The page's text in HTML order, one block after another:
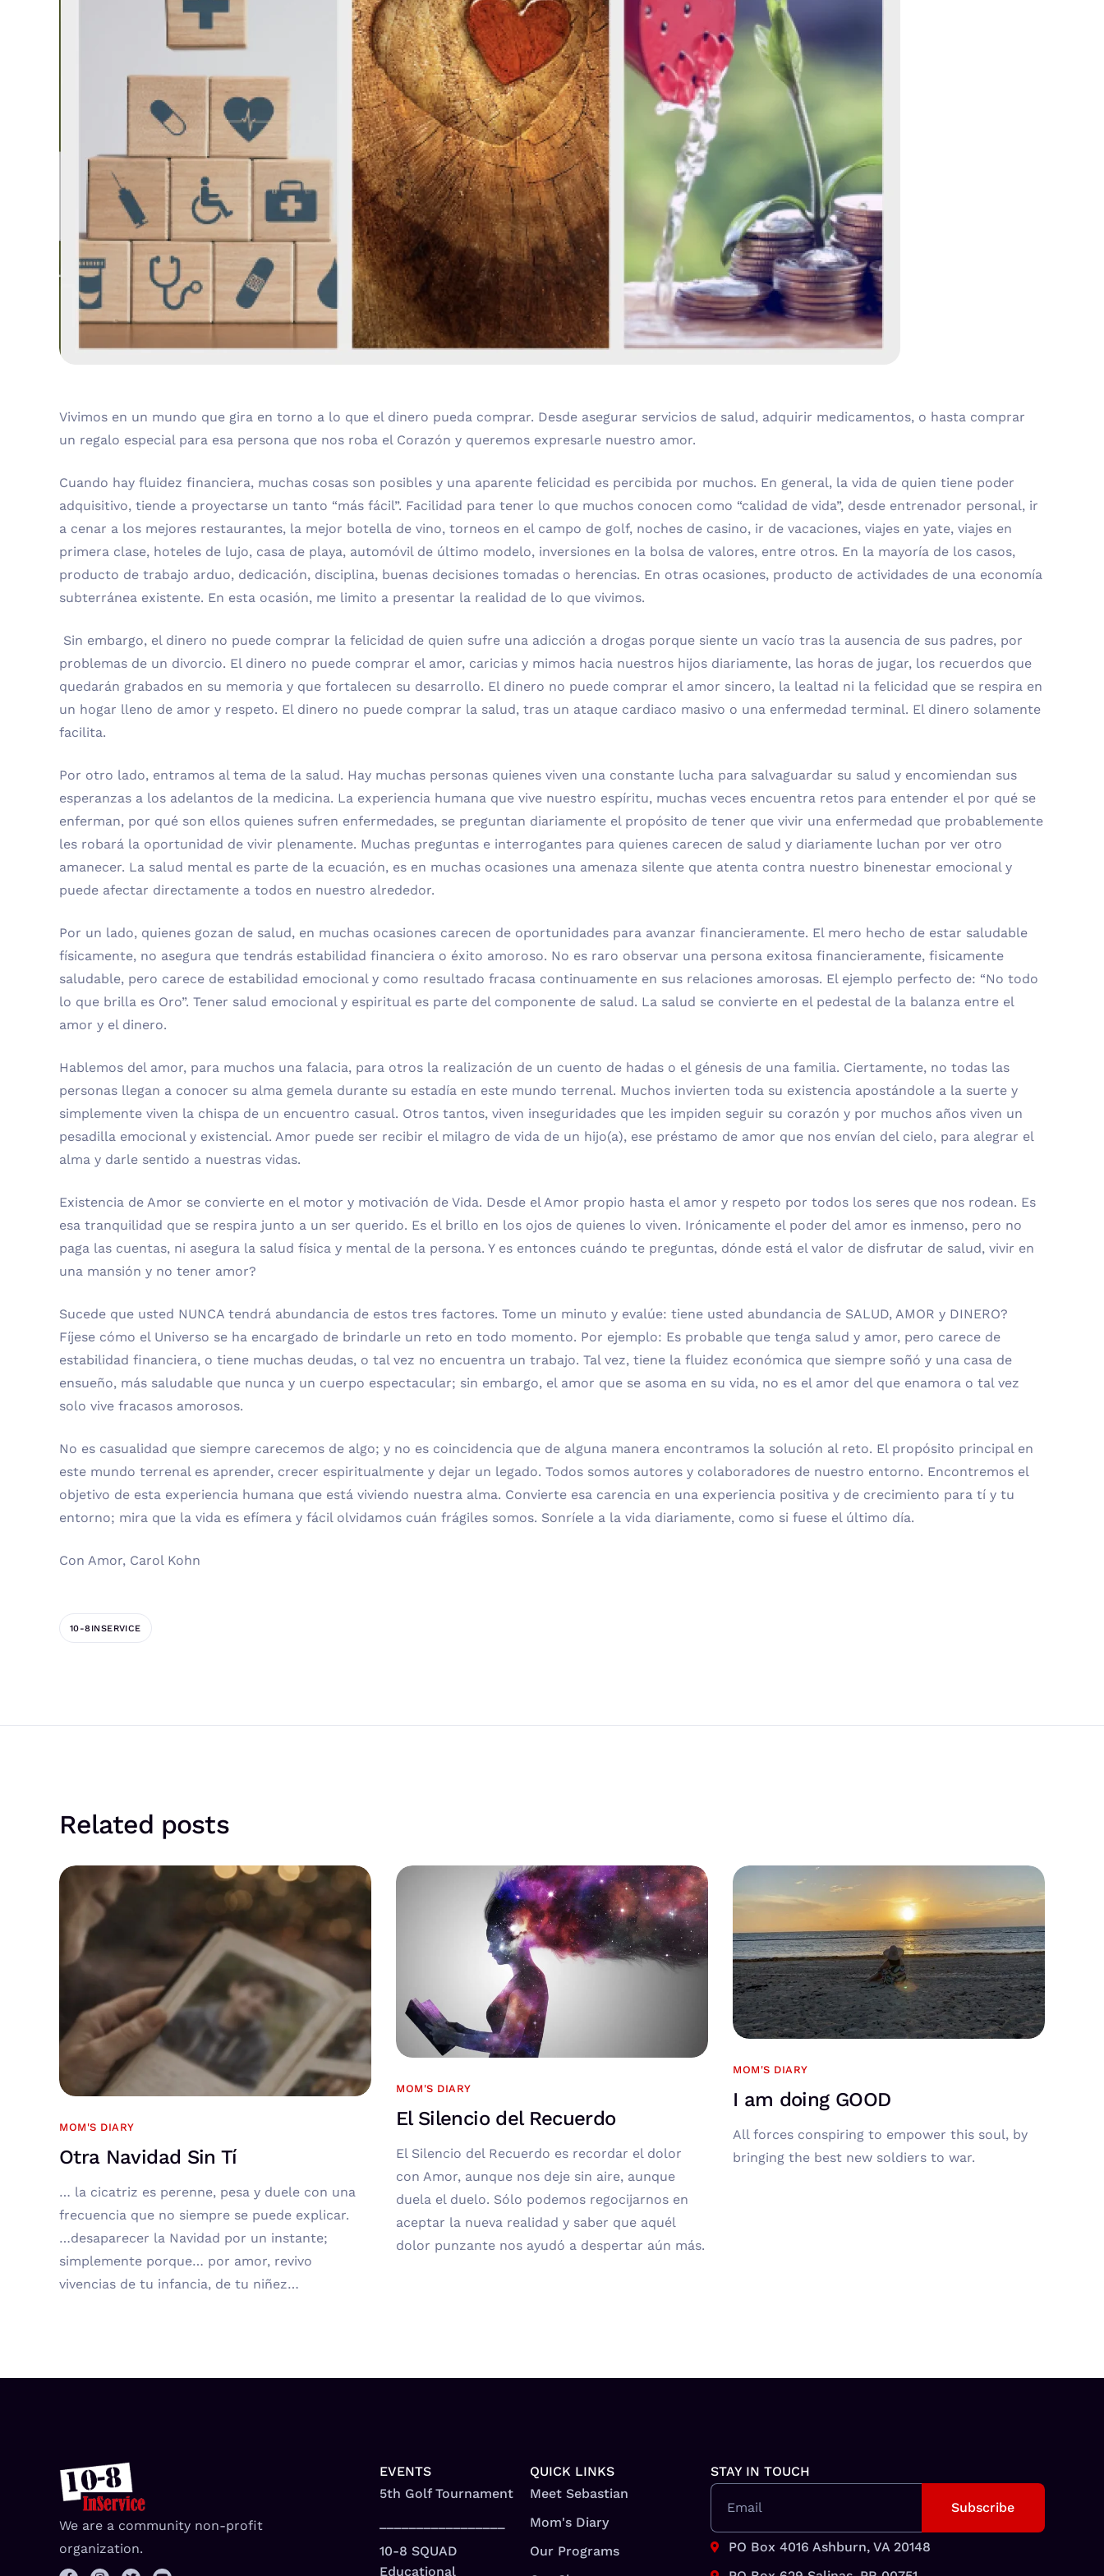
Vivimos en un mundo que gira en torno a lo que el dinero pueda comprar. Desde asegurar servicios de salud, adquirir medicamentos, o hasta comprar
un regalo especial para esa persona que nos roba el Corazón y queremos expresarle nuestro amor.
Cuando hay fluidez financiera, muchas cosas son posibles y una aparente felicidad es percibida por muchos. En general, la vida de quien tiene poder
adquisitivo, tiende a proyectarse un tanto “más fácil”. Facilidad para tener lo que muchos conocen como “calidad de vida”, desde entrenador personal, ir
a cenar a los mejores restaurantes, la mejor botella de vino, torneos en el campo de golf, noches de casino, ir de vacaciones, viajes en yate, viajes en
primera clase, hoteles de lujo, casa de playa, automóvil de último modelo, inversiones en la bolsa de valores, entre otros. En la mayoría de los casos,
producto de trabajo arduo, dedicación, disciplina, buenas decisiones tomadas o herencias. En otras ocasiones, producto de actividades de una economía
subterránea existente. En esta ocasión, me limito a presentar la realidad de lo que vivimos.
Sin embargo, el dinero no puede comprar la felicidad de quien sufre una adicción a drogas porque siente un vacío tras la ausencia de sus padres, por
problemas de un divorcio. El dinero no puede comprar el amor, caricias y mimos hacia nuestros hijos diariamente, las horas de jugar, los recuerdos que
quedarán grabados en su memoria y que fortalecen su desarrollo. El dinero no puede comprar el amor sincero, la lealtad ni la felicidad que se respira en
un hogar lleno de amor y respeto. El dinero no puede comprar la salud, tras un ataque cardiaco masivo o una enfermedad terminal. El dinero solamente
facilita.
Por otro lado, entramos al tema de la salud. Hay muchas personas quienes viven una constante lucha para salvaguardar su salud y encomiendan sus
esperanzas a los adelantos de la medicina. La experiencia humana que vive nuestro espíritu, muchas veces encuentra retos para entender el por qué se
enferman, por qué son ellos quienes sufren enfermedades, se preguntan diariamente el propósito de tener que vivir una enfermedad que probablemente
les robará la oportunidad de vivir plenamente. Muchas preguntas e interrogantes para quienes carecen de salud y diariamente luchan por ver otro
amanecer. La salud mental es parte de la ecuación, es en muchas ocasiones una amenaza silente que atenta contra nuestro binenestar emocional y
puede afectar directamente a todos en nuestro alrededor.
Por un lado, quienes gozan de salud, en muchas ocasiones carecen de oportunidades para avanzar financieramente. El mero hecho de estar saludable
físicamente, no asegura que tendrás estabilidad financiera o éxito amoroso. No es raro observar una persona exitosa financieramente, fisicamente
saludable, pero carece de estabilidad emocional y como resultado fracasa continuamente en sus relaciones amorosas. El ejemplo perfecto de: “No todo
lo que brilla es Oro”. Tener salud emocional y espiritual es parte del componente de salud. La salud se convierte en el pedestal de la balanza entre el
amor y el dinero.
Hablemos del amor, para muchos una falacia, para otros la realización de un cuento de hadas o el génesis de una familia. Ciertamente, no todas las
personas llegan a conocer su alma gemela durante su estadía en este mundo terrenal. Muchos invierten toda su existencia apostándole a la suerte y
simplemente viven la chispa de un encuentro casual. Otros tantos, viven inseguridades que les impiden seguir su corazón y por muchos años viven un
pesadilla emocional y existencial. Amor puede ser recibir el milagro de vida de un hijo(a), ese préstamo de amor que nos envían del cielo, para alegrar el
alma y darle sentido a nuestras vidas.
Existencia de Amor se convierte en el motor y motivación de Vida. Desde el Amor propio hasta el amor y respeto por todos los seres que nos rodean. Es
esa tranquilidad que se respira junto a un ser querido. Es el brillo en los ojos de quienes lo viven. Irónicamente el poder del amor es inmenso, pero no
paga las cuentas, ni asegura la salud física y mental de la persona. Y es entonces cuándo te preguntas, dónde está el valor de disfrutar de salud, vivir en
una mansión y no tener amor?
Sucede que usted NUNCA tendrá abundancia de estos tres factores. Tome un minuto y evalúe: tiene usted abundancia de SALUD, AMOR y DINERO?
Fíjese cómo el Universo se ha encargado de brindarle un reto en todo momento. Por ejemplo: Es probable que tenga salud y amor, pero carece de
estabilidad financiera, o tiene muchas deudas, o tal vez no encuentra un trabajo. Tal vez, tiene la fluidez económica que siempre soñó y una casa de
ensueño, más saludable que nunca y un cuerpo espectacular; sin embargo, el amor que se asoma en su vida, no es el amor del que enamora o tal vez
solo vive fracasos amorosos.
No es casualidad que siempre carecemos de algo; y no es coincidencia que de alguna manera encontramos la solución al reto. El propósito principal en
este mundo terrenal es aprender, crecer espiritualmente y dejar un legado. Todos somos autores y colaboradores de nuestro entorno. Encontremos el
objetivo de esta experiencia humana que está viviendo nuestra alma. Convierte esa carencia en una experiencia positiva y de crecimiento para tí y tu
entorno; mira que la vida es efímera y fácil olvidamos cuán frágiles somos. Sonríele a la vida diariamente, como si fuese el último día.
Con Amor, Carol Kohn
10-8INSERVICE
Related posts
MOM'S DIARY
Otra Navidad Sin Tí
… la cicatriz es perenne, pesa y duele con una
frecuencia que no siempre se puede explicar.
…desaparecer la Navidad por un instante;
simplemente porque… por amor, revivo
vivencias de tu infancia, de tu niñez…
MOM'S DIARY
El Silencio del Recuerdo
El Silencio del Recuerdo es recordar el dolor
con Amor, aunque nos deje sin aire, aunque
duela el duelo. Sólo podemos regocijarnos en
aceptar la nueva realidad y saber que aquél
dolor punzante nos ayudó a despertar aún más.
MOM'S DIARY
I am doing GOOD
All forces conspiring to empower this soul, by
bringing the best new soldiers to war.
We are a community non-profit
organization.
EVENTS
5th Golf Tournament
10-8 SQUAD
Educational
QUICK LINKS
Meet Sebastian
Mom's Diary
Our Programs
STAY IN TOUCH
Email
PO Box 4016 Ashburn, VA 20148